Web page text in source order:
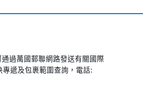
過萬國郵聯網路發送有關國際
遞及包裹範圍查詢，電話: